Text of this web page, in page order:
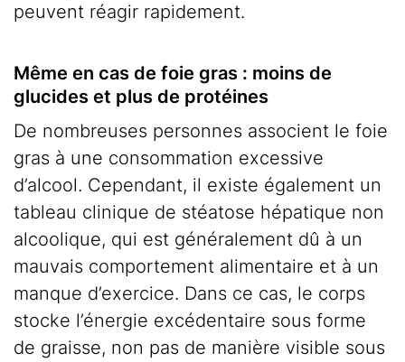
peuvent réagir rapidement.
Même en cas de foie gras : moins de
glucides et plus de protéines
De nombreuses personnes associent le foie
gras à une consommation excessive
d’alcool. Cependant, il existe également un
tableau clinique de stéatose hépatique non
alcoolique, qui est généralement dû à un
mauvais comportement alimentaire et à un
manque d’exercice. Dans ce cas, le corps
stocke l’énergie excédentaire sous forme
de graisse, non pas de manière visible sous